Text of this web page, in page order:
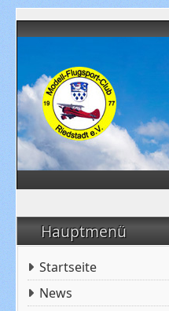
Hauptmenü
Startseite
News